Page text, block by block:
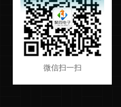
微信扫一扫